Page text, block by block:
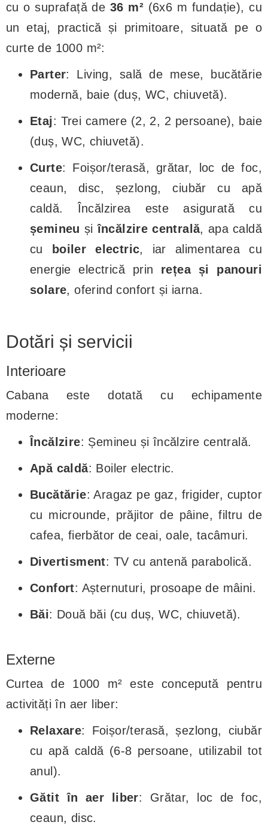
cu o suprafață de 36 m²(6x6 m fundație), cu
un etaj, practică și primitoare, situată pe o
curte de 1000 m²:
Parter: Living, sală de mese, bucătărie
modernă, baie (duș, WC, chiuvetă).
Etaj: Trei camere (2, 2, 2 persoane), baie
(duș, WC, chiuvetă).
Curte: Foișor/terasă, grătar, loc de foc,
ceaun, disc, șezlong, ciubăr cu apă
caldă. Încălzirea este asigurată cu
șemineu șiîncălzire centrală, apa caldă
cu
boiler electric, iar alimentarea cu
energie electrică prin rețea și panouri
solare, oferind confort și iarna.
Dotări și servicii
Interioare
Cabana este dotată cu echipamente
moderne:
Încălzire: Șemineu și încălzire centrală.
Apă caldă: Boiler electric.
Bucătărie: Aragaz pe gaz, frigider, cuptor
cu microunde, prăjitor de pâine, filtru de
cafea, fierbător de ceai, oale, tacâmuri.
Divertisment: TV cu antenă parabolică.
Confort: Așternuturi, prosoape de mâini.
Băi: Două băi (cu duș, WC, chiuvetă).
Externe
Curtea de 1000 m² este concepută pentru
activități în aer liber:
Relaxare: Foișor/terasă, șezlong, ciubăr
cu apă caldă (6-8 persoane, utilizabil tot
anul).
Gătit în aer liber: Grătar, loc de foc,
ceaun, disc.